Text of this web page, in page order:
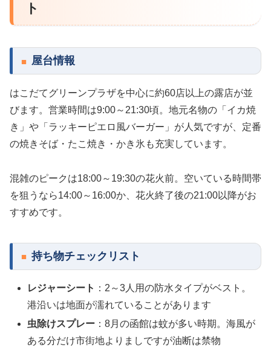
ト
屋台情報
はこだてグリーンプラザを中心に約60店以上の露店が並
びます。営業時間は9:00～21:30頃。地元名物の「イカ焼
き」や「ラッキーピエロ風バーガー」が人気ですが、定番
の焼きそば・たこ焼き・かき氷も充実しています。
混雑のピークは18:00～19:30の花火前。空いている時間帯
を狙うなら14:00～16:00か、花火終了後の21:00以降がお
すすめです。
持ち物チェックリスト
レジャーシート ：2～3人用の防水タイプがベスト。
港沿いは地面が濡れていることがあります
虫除けスプレー ：8月の函館は蚊が多い時期。海風が
ある分だけ市街地よりましですが油断は禁物